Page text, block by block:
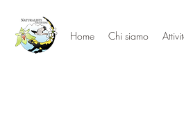
Home Chi siamo